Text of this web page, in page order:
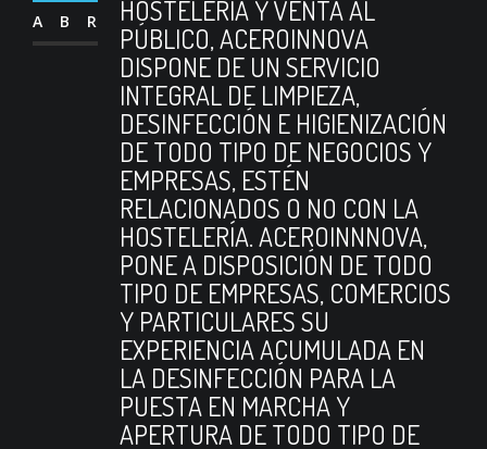
ABR
HOSTELERÍA Y VENTA AL
PÚBLICO, ACEROINNOVA
DISPONE DE UN SERVICIO
INTEGRAL DE LIMPIEZA,
DESINFECCIÓN E HIGIENIZACIÓN
DE TODO TIPO DE NEGOCIOS Y
EMPRESAS, ESTÉN
RELACIONADOS O NO CON LA
HOSTELERÍA. ACEROINNNOVA,
PONE A DISPOSICIÓN DE TODO
TIPO DE EMPRESAS, COMERCIOS
Y PARTICULARES SU
EXPERIENCIA ACUMULADA EN
LA DESINFECCIÓN PARA LA
PUESTA EN MARCHA Y
APERTURA DE TODO TIPO DE